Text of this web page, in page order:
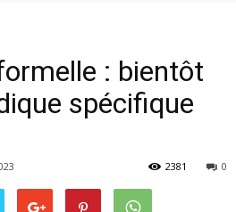
: bientôt
spécifique
0
2381